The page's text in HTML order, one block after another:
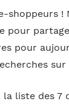
shoppeurs !
pour
pour
la liste des 7